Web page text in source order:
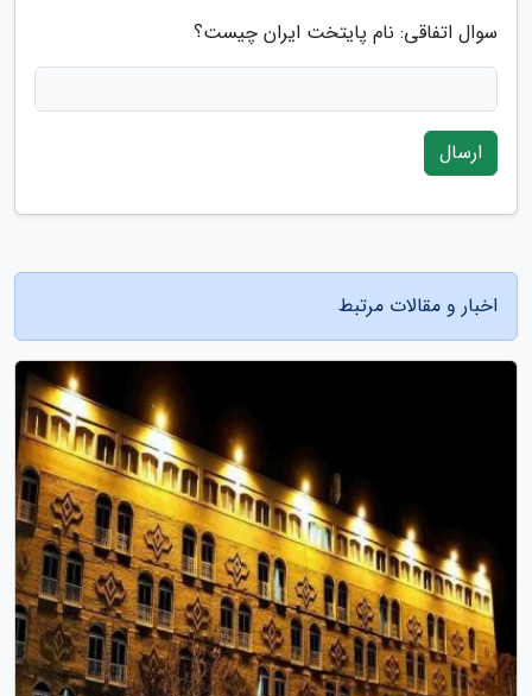
سوال اتفاقی: نام پایتخت ایران چیست؟
ارسال
اخبار و مقالات مرتبط